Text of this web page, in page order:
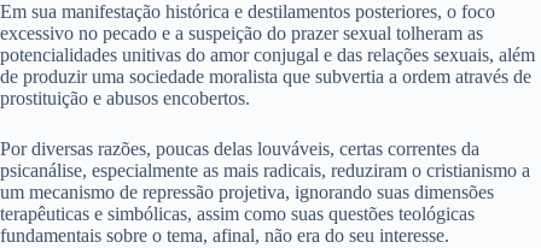
Em sua manifestação histórica e destilamentos posteriores, o foco
excessivo no pecado e a suspeição do prazer sexual tolheram as
potencialidades unitivas do amor conjugal e das relações sexuais, além
de produzir uma sociedade moralista que subvertia a ordem através de
prostituição e abusos encobertos.
Por diversas razões, poucas delas louváveis, certas correntes da
psicanálise, especialmente as mais radicais, reduziram o cristianismo a
um mecanismo de repressão projetiva, ignorando suas dimensões
terapêuticas e simbólicas, assim como suas questões teológicas
fundamentais sobre o tema, afinal, não era do seu interesse.